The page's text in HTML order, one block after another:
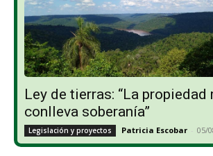
Ley de tierras: “La propiedad
conlleva soberanía”
Legislación y proyectos Patricia Escobar - 05/